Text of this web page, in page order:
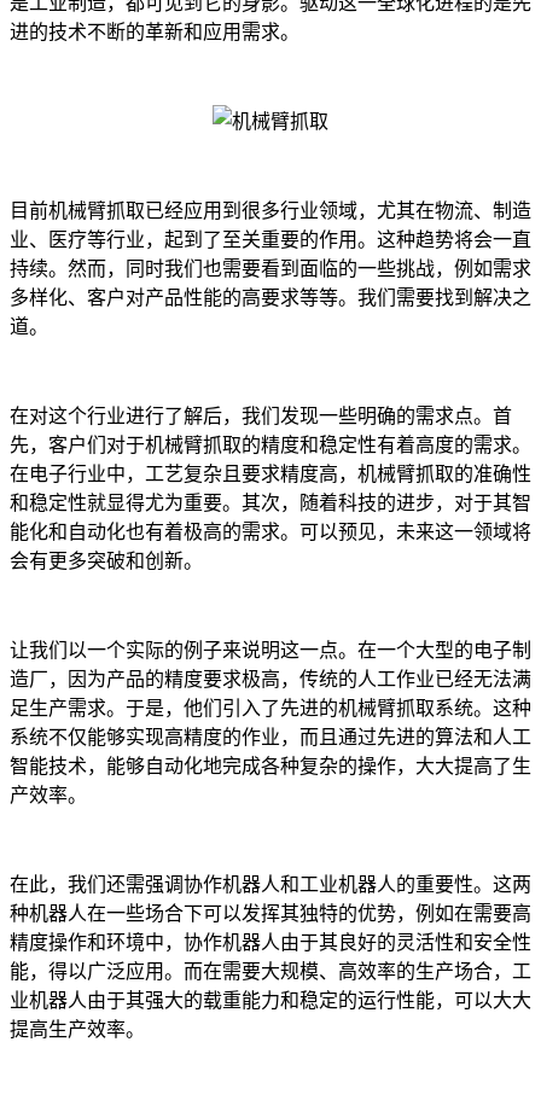
进的技术不断的革新和应用需求。
目前机械臂抓取已经应用到很多行业领域，尤其在物流、制造
业、医疗等行业，起到了至关重要的作用。这种趋势将会一直
持续。然而，同时我们也需要看到面临的一些挑战，例如需求
多样化、客户对产品性能的高要求等等。我们需要找到解决之
道。
在对这个行业进行了解后，我们发现一些明确的需求点。首
先，客户们对于机械臂抓取的精度和稳定性有着高度的需求。
在电子行业中，工艺复杂且要求精度高，机械臂抓取的准确性
和稳定性就显得尤为重要。其次，随着科技的进步，对于其智
能化和自动化也有着极高的需求。可以预见，未来这一领域将
会有更多突破和创新。
让我们以一个实际的例子来说明这一点。在一个大型的电子制
造厂，因为产品的精度要求极高，传统的人工作业已经无法满
足生产需求。于是，他们引入了先进的机械臂抓取系统。这种
系统不仅能够实现高精度的作业，而且通过先进的算法和人工
智能技术，能够自动化地完成各种复杂的操作，大大提高了生
产效率。
在此，我们还需强调协作机器人和工业机器人的重要性。这两
种机器人在一些场合下可以发挥其独特的优势，例如在需要高
精度操作和环境中，协作机器人由于其良好的灵活性和安全性
能，得以广泛应用。而在需要大规模、高效率的生产场合，工
业机器人由于其强大的载重能力和稳定的运行性能，可以大大
提高生产效率。